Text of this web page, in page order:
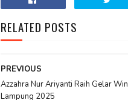
RELATED POSTS
PREVIOUS
Azzahra Nur Ariyanti Raih Gelar
Lampung 2025